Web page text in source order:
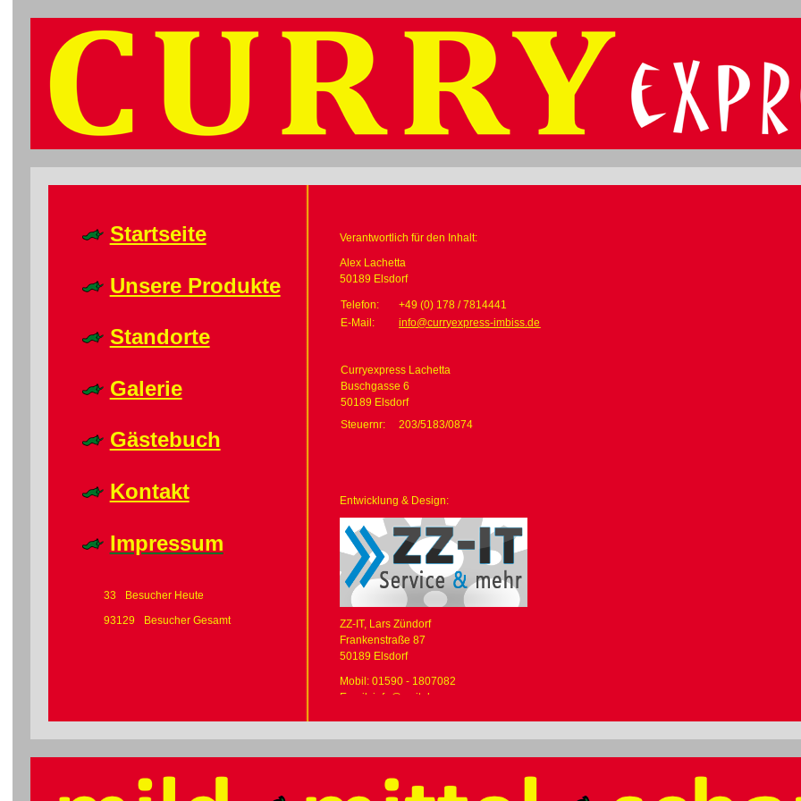
Verantwortlich für den Inhalt:
Alex Lachetta
50189 Elsdorf
Telefon:
+49 (0) 178 / 7814441
E-Mail:
info@curryexpress-imbiss.de
Curryexpress Lachetta
Buschgasse 6
50189 Elsdorf
Steuernr:
203/5183/0874
Entwicklung & Design:
ZZ-IT, Lars Zündorf
Frankenstraße 87
50189 Elsdorf
Mobil: 01590 - 1807082
Email:info@zz-it.de
Haftungsausschluss
1.Inhalt des Onlineangebotes: übernimmt keinerlei Gewähr fürdieAktualität
Startseite
Unsere Produkte
Standorte
Galerie
Gästebuch
Kontakt
Impressum
Besucher Heute
33
Besucher Gesamt
93129